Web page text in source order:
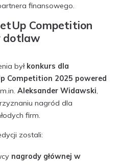
finansowego.
Competition
dotlaw
był konkurs dla
Competition 2025 powered
Aleksander Widawski
nagród dla
firm.
zostali:
nagrody głównej w